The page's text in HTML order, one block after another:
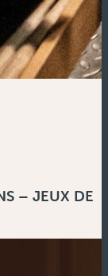
– JEUX DE